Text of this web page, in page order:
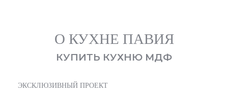
О КУХНЕ ПАВИЯ
КУПИТЬ КУХНЮ МДФ
ЭКСКЛЮЗИВНЫЙ ПРОЕКТ